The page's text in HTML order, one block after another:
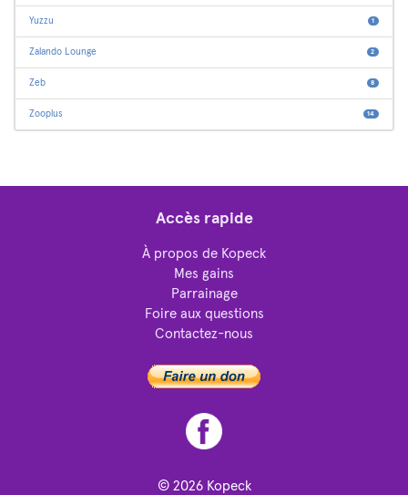
Yuzzu 1
Zalando Lounge 2
Zeb 8
Zooplus 14
Accès rapide
À propos de Kopeck
Mes gains
Parrainage
Foire aux questions
Contactez-nous
© 2026 Kopeck